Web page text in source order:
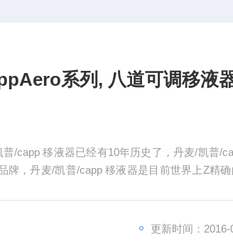
系列, 八道可调移液
/capp 移液器已经有10年历史了，丹麦/凯普/
牌，丹麦/凯普/capp 移液器是目前世界上Z精
更新时间：2016-